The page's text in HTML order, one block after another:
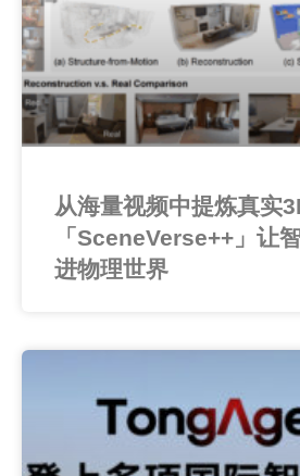
从海量视频中提炼真实
「SceneVerse++」让
进物理世界